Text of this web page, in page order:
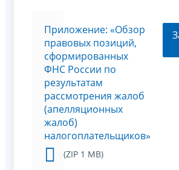
Приложение: «Обзор
правовых позиций,
сформированных
ФНС России по
результатам
рассмотрения жалоб
(апелляционных
жалоб)
налогоплательщиков»
(ZIP 1 MB)